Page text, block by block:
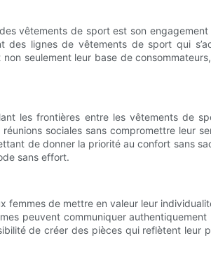
vêtements de sport est son
lignes de vêtements de sport qui
seulement leur base de
les frontières entre les vêtements de
sociales sans compromettre leur
de donner la priorité au confort sans
sans effort.
de mettre en valeur leur
peuvent communiquer
de créer des pièces qui reflètent leur